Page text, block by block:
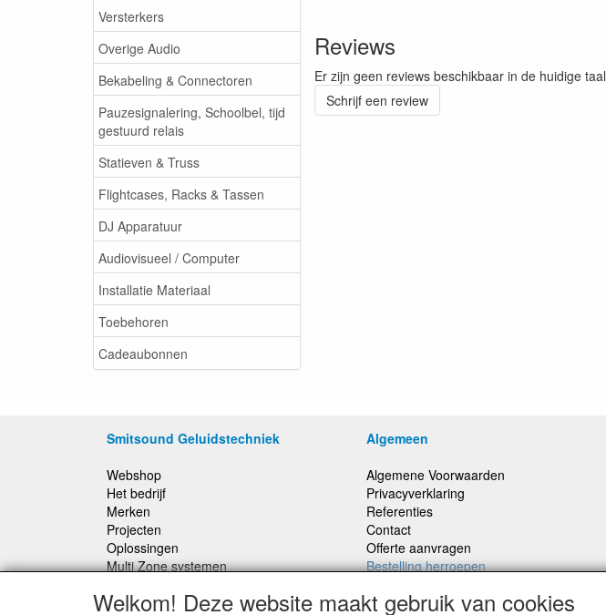
Versterkers
Overige Audio
Bekabeling & Connectoren
Pauzesignalering, Schoolbel, tijd
gestuurd relais
Statieven & Truss
Flightcases, Racks & Tassen
DJ Apparatuur
Audiovisueel / Computer
Installatie Materiaal
Toebehoren
Cadeaubonnen
Reviews
Er zijn geen reviews beschikbaar in de huidige taal
Schrijf een review
Smitsound Geluidstechniek
Webshop
Het bedrijf
Merken
Projecten
Oplossingen
Multi Zone systemen
Onderhoud en Reparaties
Algemeen
Algemene Voorwaarden
Privacyverklaring
Referenties
Contact
Offerte aanvragen
Bestelling herroepen
Welkom! Deze website maakt gebruik van cookies